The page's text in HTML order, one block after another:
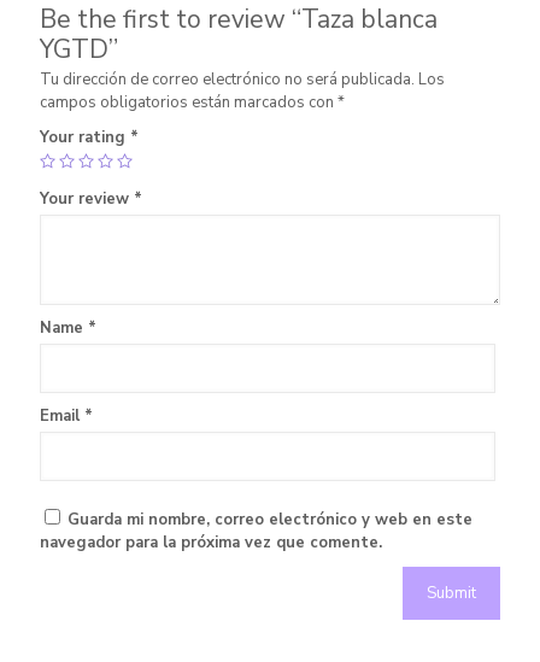
Be the first to review “Taza blanca
YGTD”
Tu dirección de correo electrónico no será publicada. Los
campos obligatorios están marcados con *
Your rating *
Your review *
Name *
Email *
Guarda mi nombre, correo electrónico y web en este
navegador para la próxima vez que comente.